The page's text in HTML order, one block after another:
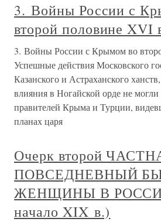
3. Войны России с
второй половине XVI
3. Войны России с Крымом во
Успешные действия Московского
Казанского и Астраханского
влияния в Ногайской орде не
правителей Крыма и Турции,
планах царя
Очерк второй
ПОВСЕДНЕВНЫЙ
ЖЕНЩИНЫ В
начало XIX в.)